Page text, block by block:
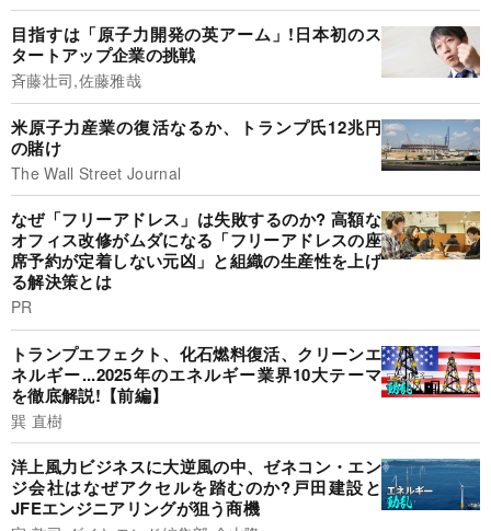
目指すは「原子力開発の英アーム」!日本初のス
タートアップ企業の挑戦
斉藤壮司,佐藤雅哉
米原子力産業の復活なるか、トランプ氏12兆円
の賭け
The Wall Street Journal
なぜ「フリーアドレス」は失敗するのか? 高額な
オフィス改修がムダになる「フリーアドレスの座
席予約が定着しない元凶」と組織の生産性を上げ
る解決策とは
PR
トランプエフェクト、化石燃料復活、クリーンエ
ネルギー...2025年のエネルギー業界10大テーマ
を徹底解説!【前編】
巽 直樹
洋上風力ビジネスに大逆風の中、ゼネコン・エン
ジ会社はなぜアクセルを踏むのか?戸田建設と
JFEエンジニアリングが狙う商機